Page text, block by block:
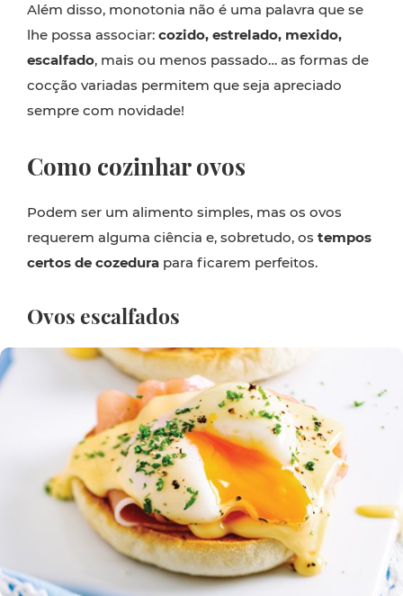
Além disso, monotonia não é uma palavra que se
lhe possa associar: cozido, estrelado, mexido,
escalfado, mais ou menos passado… as formas de
cocção variadas permitem que seja apreciado
sempre com novidade!
Como cozinhar ovos
Podem ser um alimento simples, mas os ovos
requerem alguma ciência e, sobretudo, os tempos
certos de cozedura para ficarem perfeitos.
Ovos escalfados